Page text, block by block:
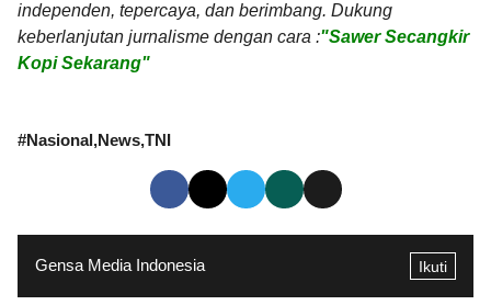
independen, tepercaya, dan berimbang. Dukung
keberlanjutan jurnalisme dengan cara :"Sawer Secangkir
Kopi Sekarang"
#Nasional News TNI
Gensa Media Indonesia Ikuti